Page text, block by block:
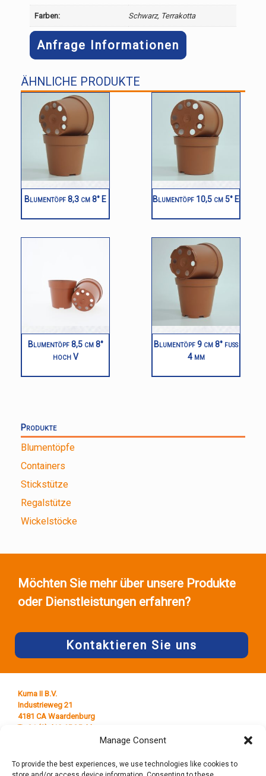
Manage Consent
To provide the best experiences, we use technologies like cookies to
Farben: Schwarz, Terrakotta
Anfrage Informationen
ÄHNLICHE PRODUKTE
Blumentöpf 8,3 cm 8° E Blumentöpf 10,5 cm 5° E
Blumentöpf 8,5 cm 8°
hoch V
Blumentöpf 9 cm 8° fuß
4 mm
Produkte
Blumentöpfe
Containers
Stickstütze
Regalstütze
Wickelstöcke
Möchten Sie mehr über unsere Produkte
oder Dienstleistungen erfahren?
Kontaktieren Sie uns
Kuma II B.V.
Industrieweg 21
4181 CA Waardenburg
T +31 (0) 418 65 25 44